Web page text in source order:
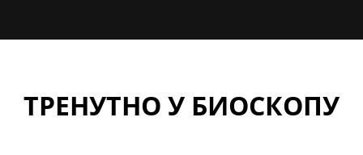
ТРЕНУТНО У БИОСКОПУ